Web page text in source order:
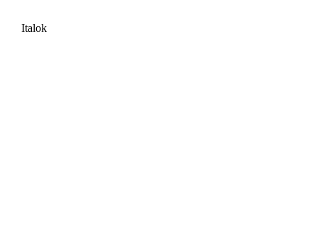
Italok